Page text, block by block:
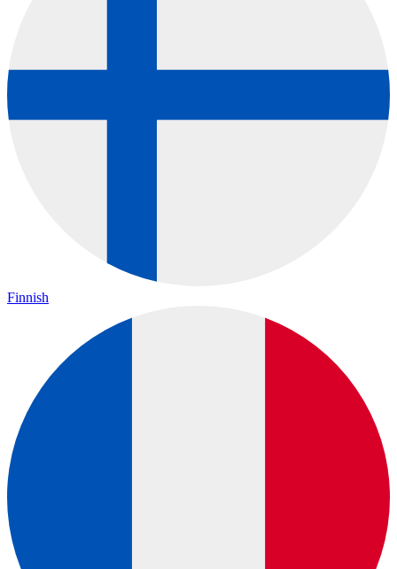
Finnish